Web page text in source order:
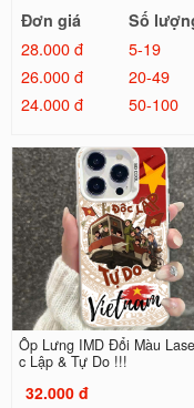
Đơn giá
Số
28.000 đ
5-19
26.000 đ
20-49
24.000 đ
50-100
Ốp Lưng IMD Đổi Màu
c Lập & Tự Do !!!
32.000 đ